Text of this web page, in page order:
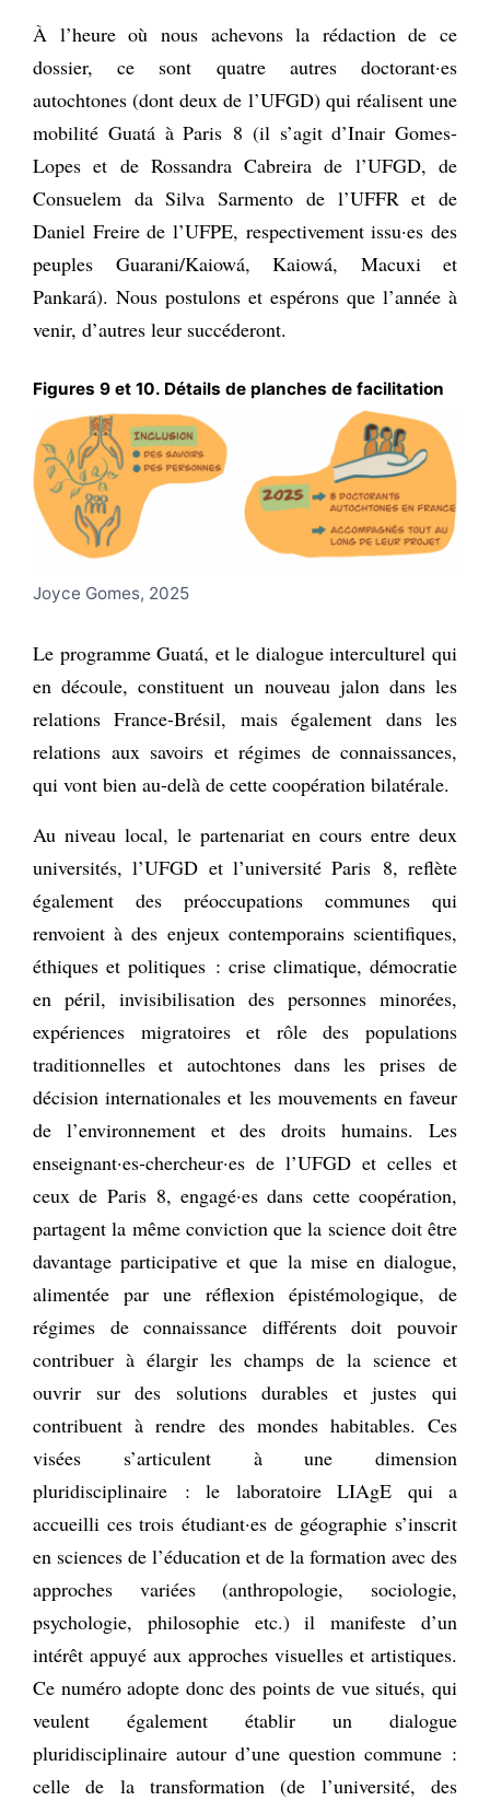
À l’heure où nous achevons la rédaction de ce
dossier, ce sont quatre autres doctorant·es
autochtones (dont deux de l’UFGD) qui réalisent une
mobilité Guatá à Paris 8 (il s’agit d’Inair Gomes-
Lopes et de Rossandra Cabreira de l’UFGD, de
Consuelem da Silva Sarmento de l’UFFR et de
Daniel Freire de l’UFPE, respectivement issu·es des
peuples Guarani/Kaiowá, Kaiowá, Macuxi et
Pankará). Nous postulons et espérons que l’année à
venir, d’autres leur succéderont.
Figures 9 et 10. Détails de planches de facilitation
Joyce Gomes, 2025
Le programme Guatá, et le dialogue interculturel qui
en découle, constituent un nouveau jalon dans les
relations France-Brésil, mais également dans les
relations aux savoirs et régimes de connaissances,
qui vont bien au-delà de cette coopération bilatérale.
Au niveau local, le partenariat en cours entre deux
universités, l’UFGD et l’université Paris 8, reflète
également des préoccupations communes qui
renvoient à des enjeux contemporains scientifiques,
éthiques et politiques : crise climatique, démocratie
en péril, invisibilisation des personnes minorées,
expériences migratoires et rôle des populations
traditionnelles et autochtones dans les prises de
décision internationales et les mouvements en faveur
de l’environnement et des droits humains. Les
enseignant·es-chercheur·es de l’UFGD et celles et
ceux de Paris 8, engagé·es dans cette coopération,
partagent la même conviction que la science doit être
davantage participative et que la mise en dialogue,
alimentée par une réflexion épistémologique, de
régimes de connaissance différents doit pouvoir
contribuer à élargir les champs de la science et
ouvrir sur des solutions durables et justes qui
contribuent à rendre des mondes habitables. Ces
visées s’articulent à une dimension
pluridisciplinaire : le laboratoire LIAgE qui a
accueilli ces trois étudiant·es de géographie s’inscrit
en sciences de l’éducation et de la formation avec des
approches variées (anthropologie, sociologie,
psychologie, philosophie etc.) il manifeste d’un
intérêt appuyé aux approches visuelles et artistiques.
Ce numéro adopte donc des points de vue situés, qui
veulent également établir un dialogue
pluridisciplinaire autour d’une question commune :
celle de la transformation (de l’université, des